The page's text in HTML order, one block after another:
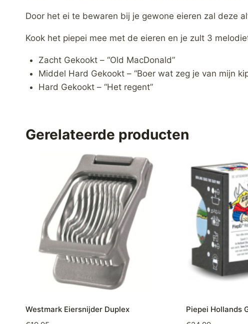
Door het ei te bewaren bij je gewone eieren zal deze
Kook het piepei mee met de eieren en je zult 3
Zacht Gekookt – “Old MacDonald”
Middel Hard Gekookt – “Boer wat zeg je van mijn
Hard Gekookt – “Het regent”
Gerelateerde producten
Westmark Eiersnijder Duplex
Piepei Hollands